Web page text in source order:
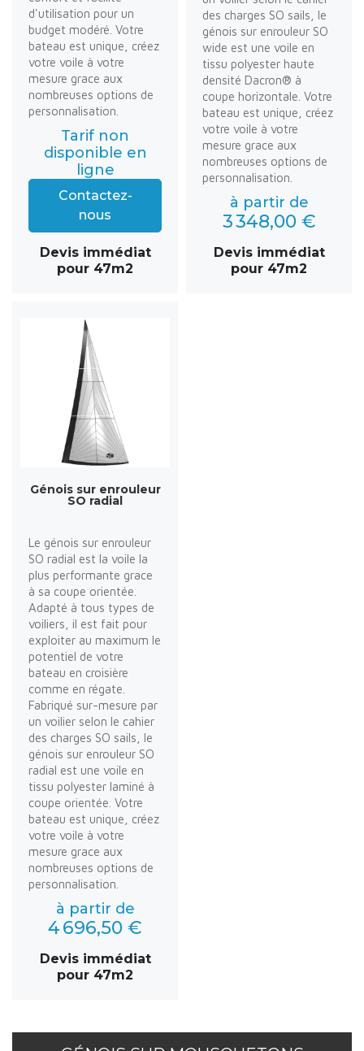
d'utilisation pour un
budget modéré. Votre
bateau est unique, créez
votre voile à votre
mesure grace aux
nombreuses options de
personnalisation.
Tarif non
disponible en
ligne
Contactez-
nous
Devis immédiat
pour 47m2
des charges SO sails, le
génois sur enrouleur SO
wide est une voile en
tissu polyester haute
densité Dacron® à
coupe horizontale. Votre
bateau est unique, créez
votre voile à votre
mesure grace aux
nombreuses options de
personnalisation.
à partir de
3 348,00 €
Devis immédiat
pour 47m2
Génois sur enrouleur
SO radial
Le génois sur enrouleur
SO radial est la voile la
plus performante grace
à sa coupe orientée.
Adapté à tous types de
voiliers, il est fait pour
exploiter au maximum le
potentiel de votre
bateau en croisière
comme en régate.
Fabriqué sur-mesure par
un voilier selon le cahier
des charges SO sails, le
génois sur enrouleur SO
radial est une voile en
tissu polyester laminé à
coupe orientée. Votre
bateau est unique, créez
votre voile à votre
mesure grace aux
nombreuses options de
personnalisation.
à partir de
4 696,50 €
Devis immédiat
pour 47m2